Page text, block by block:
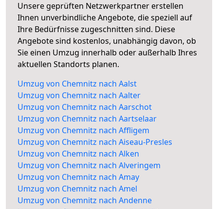
Unsere geprüften Netzwerkpartner erstellen
Ihnen unverbindliche Angebote, die speziell auf
Ihre Bedürfnisse zugeschnitten sind. Diese
Angebote sind kostenlos, unabhängig davon, ob
Sie einen Umzug innerhalb oder außerhalb Ihres
aktuellen Standorts planen.
Umzug von Chemnitz nach Aalst
Umzug von Chemnitz nach Aalter
Umzug von Chemnitz nach Aarschot
Umzug von Chemnitz nach Aartselaar
Umzug von Chemnitz nach Affligem
Umzug von Chemnitz nach Aiseau-Presles
Umzug von Chemnitz nach Alken
Umzug von Chemnitz nach Alveringem
Umzug von Chemnitz nach Amay
Umzug von Chemnitz nach Amel
Umzug von Chemnitz nach Andenne